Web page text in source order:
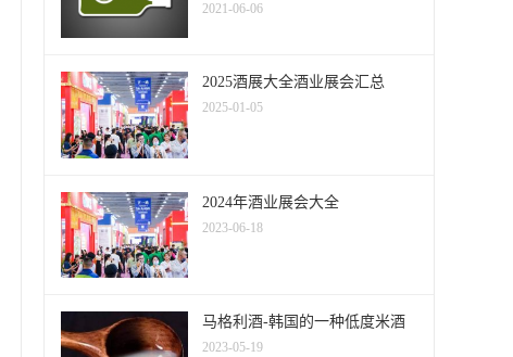
2021-06-06
2025酒展大全酒业展会汇总
2025-01-05
2024年酒业展会大全
2023-06-18
马格利酒-韩国的一种低度米酒
2023-05-19